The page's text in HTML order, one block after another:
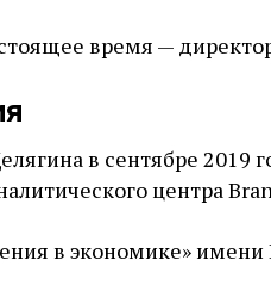
время —
в сентябре 2019
центра
в экономике» имени